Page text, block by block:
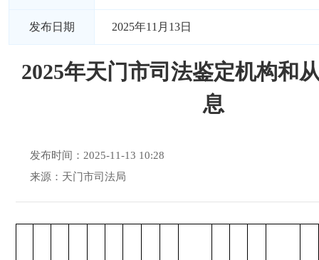
发布日期 2025年11月13日
2025年天门市司法鉴定机构和
息
发布时间：2025-11-13 10:28
来源：天门市司法局